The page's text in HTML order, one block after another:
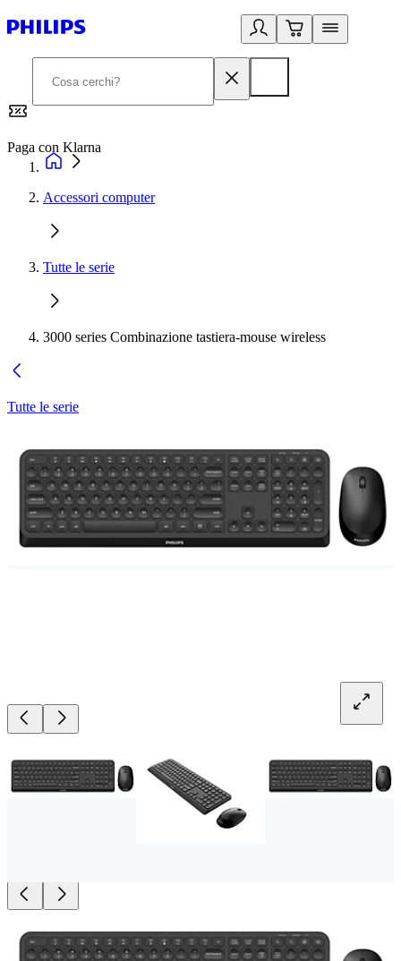
Paga con Klarna
Accessori computer
Tutte le serie
3000 series Combinazione tastiera-mouse wireless
Tutte le serie